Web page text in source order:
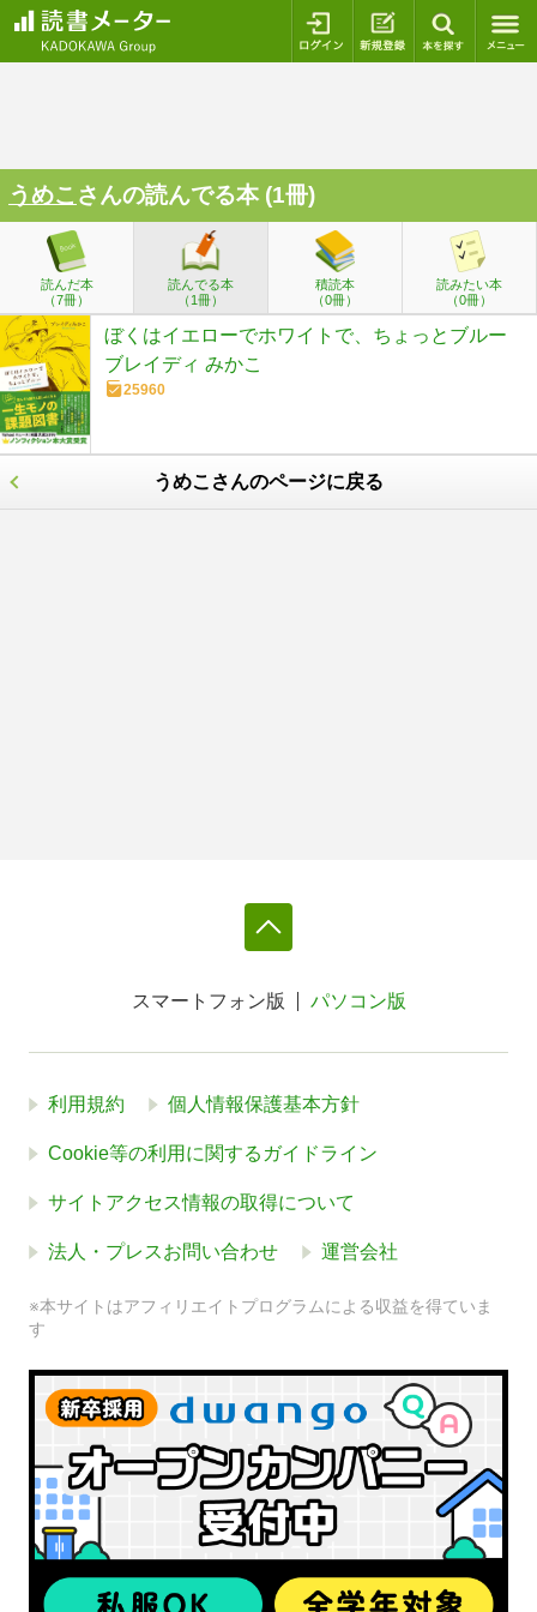
ログイン 新規登録
うめこ さんの読んでる本 (1冊)
読んだ本
（7冊）
読んでる本
（1冊）
積読本
（0冊）
読みたい本
（0冊）
ぼくはイエローでホワイトで、ちょっとブルー
ブレイディ みかこ
25960
うめこさんのページに戻る
スマートフォン版 パソコン版
利用規約 個人情報保護基本方針
Cookie等の利用に関するガイドライン
サイトアクセス情報の取得について
法人・プレスお問い合わせ 運営会社
※本サイトはアフィリエイトプログラムによる収益を得ていま
す